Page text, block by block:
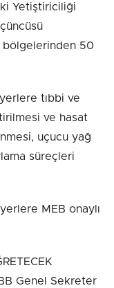
Yetiştiriciliği
bölgelerinden 50
tıbbi ve
ve hasat
uçucu yağ
süreçleri
MEB onaylı
Genel Sekreter